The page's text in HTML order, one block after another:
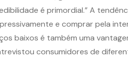
é primordial.” A
e comprar pela
baixos é também uma
consumidores de